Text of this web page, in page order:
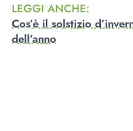
LEGGI ANCHE:
Cos’è il solstizio
dell’anno